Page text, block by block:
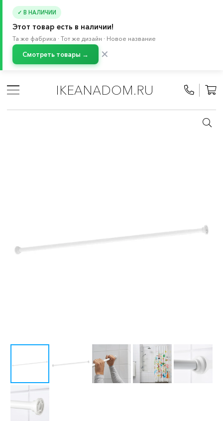
✓ В НАЛИЧИИ
Этот товар есть в наличии!
Та же фабрика · Тот же дизайн · Новое название
Смотреть товары → ✕
IKEANADOM.RU
Текстиль для ванной / Шторы для ванной